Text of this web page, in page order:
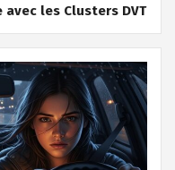
les Clusters DVT